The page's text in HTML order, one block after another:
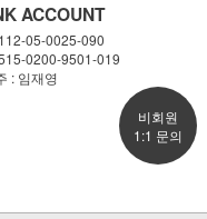
ACCOUNT
05-0025-090
0200-9501-019
: 임재영
비회원
1:1 문의